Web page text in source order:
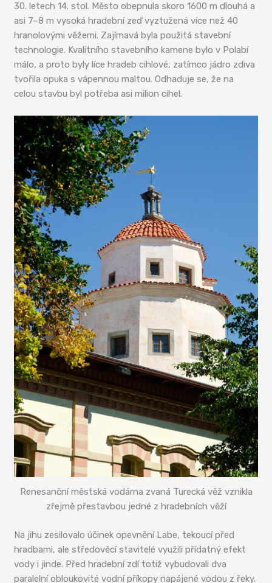
30. letech 14. stol. Město obepnula skoro 1600 m dlouhá a
asi 7–8 m vysoká hradební zeď vyztužená více než 40
hranolovými věžemi. Zajímavá byla použitá stavební
technologie. Kvalitního stavebního kamene bylo v Polabí
málo, a proto byly líce hradeb cihlové, zatímco jádro zdiva
tvořila opuka s vápennou maltou. Odhaduje se, že na
celou stavbu byl potřeba asi milion cihel.
Renesanční městská vodárna zvaná Turecká věž vznikla
zřejmě přestavbou jedné z hradebních věží
Na jihu zesilovalo účinek opevnění Labe, tekoucí před
hradbami, ale středověcí stavitelé využili přídatný efekt
vody i jinde. Před hradební zdí totiž vybudovali dva
paralelní obloukovité vodní příkopy napájené vodou z řeky.